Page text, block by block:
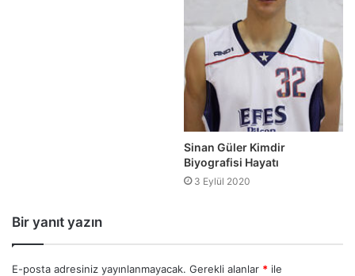
Sinan Güler Kimdir
Biyografisi Hayatı
3 Eylül 2020
Bir yanıt yazın
E-posta adresiniz yayınlanmayacak. Gerekli alanlar * ile